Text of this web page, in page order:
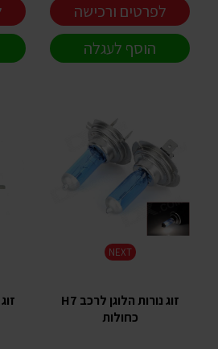
לפרטים ורכישה
הוסף לעגלה
NEXT
זוג נורות הלוגן לרכב H7
כחולות